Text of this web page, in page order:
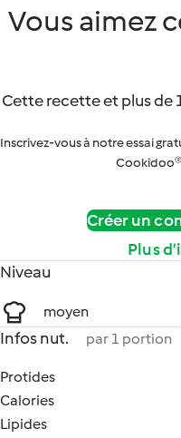
Vous aimez
Cette recette et plus de
Inscrivez-vous à notre essai
Créer un
Plus
Niveau
moyen
Infos nut. par 1 portion
Protides
Calories
Lipides